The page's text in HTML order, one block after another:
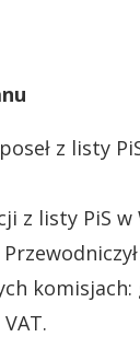
z listy
z listy PiS w